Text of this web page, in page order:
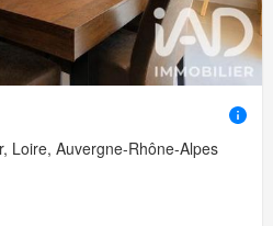
Loire, Auvergne-Rhône-Alpes